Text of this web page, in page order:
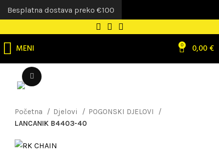
MENI 0 0,00€
Početna Djelovi
POGONSKI DJELOVI
LANCANIK B4403-40
Besplatna dostava preko €100